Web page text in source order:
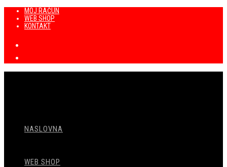
Preskoči
sadržaj
MOJ RAČUN
WEB SHOP
KONTAKT
NASLOVNA
WEB SHOP